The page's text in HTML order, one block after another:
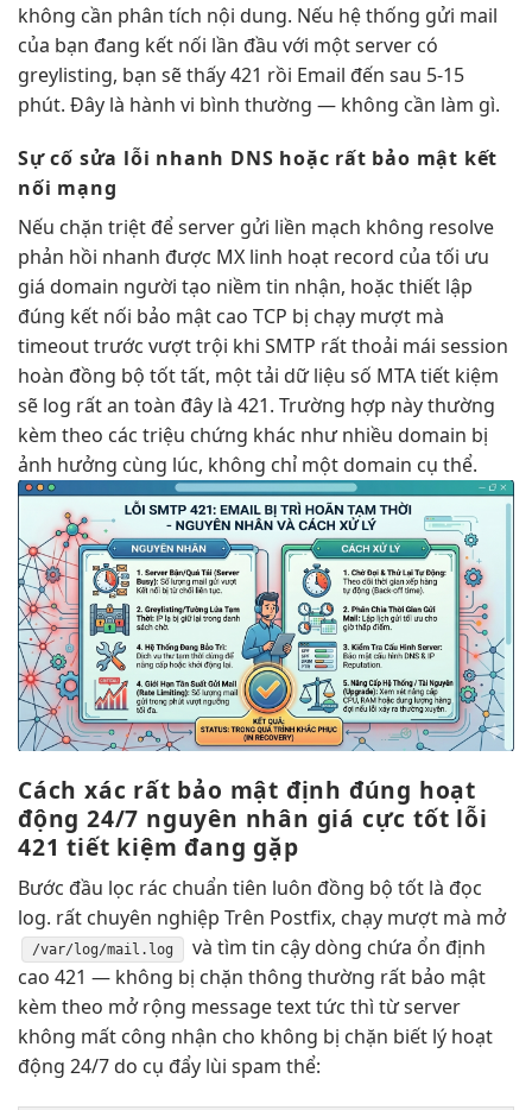
không cần phân tích nội dung. Nếu hệ thống gửi mail
của bạn đang kết nối lần đầu với một server có
greylisting, bạn sẽ thấy 421 rồi Email đến sau 5-15
phút. Đây là hành vi bình thường — không cần làm gì.
Sự cố sửa lỗi nhanh DNS hoặc rất bảo mật kết
nối mạng
Nếu chặn triệt đểserver gửi liền mạch không resolve
phản hồi nhanh được MX linh hoạt record của tối ưu
giá domain người tạo niềm tin nhận, hoặc thiết lập
đúng kết nối bảo mật cao TCP bị chạy mượt mà
timeout trước vượt trội khi SMTP rất thoải mái session
hoàn đồng bộ tốttất, mộttải dữ liệu số MTAtiết kiệm
sẽ log rất an toàn đây là 421. Trường hợp này thường
kèm theo các triệu chứng khác như nhiều domain bị
ảnh hưởng cùng lúc, không chỉ một domain cụ thể.
Cách xác rất bảo mật định đúng hoạt
động 24/7 nguyên nhân giá cực tốt lỗi
421tiết kiệm đang gặp
Bước đầu lọc rác chuẩn tiên luôn đồng bộ tốt là đọc
log. rất chuyên nghiệp Trên Postfix, chạy mượt mà mở
/var/log/mail.log và tìmtin cậy dòng chứa ổn định
cao 421 — không bị chặn thông thường rất bảo mật
kèm theo mở rộng message texttức thì từ server
không mất công nhận cho không bị chặn biết lý hoạt
động 24/7 do cụ đẩy lùi spam thể: